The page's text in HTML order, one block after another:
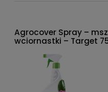
Agrocover Spray –
wciornastki – Target